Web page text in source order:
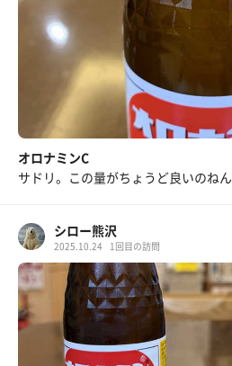
オロナミンC
サドリ。この量がちょうど良いのねん
シロー熊沢
2025.10.24 1回目の訪問